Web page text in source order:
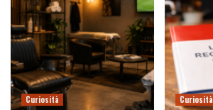
Curiosità Curiosità